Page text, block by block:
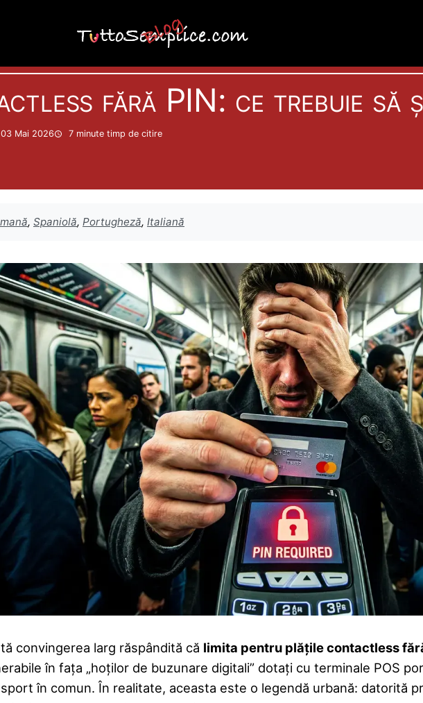
Carduri
fără PIN: ce trebuie să
Mai 2026 7 minute timp de citire
, Spaniolă, Portugheză, Italiană
convingerea larg răspândită că limita pentru plățile contactless
în fața „hoților de buzunare digitali” dotați cu terminale POS
în comun. În realitate, aceasta este o legendă urbană: datorită